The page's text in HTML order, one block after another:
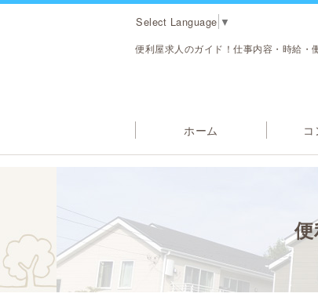
Select Language ▼
便利屋求人のガイド！仕事内容・時給・
ホーム コ